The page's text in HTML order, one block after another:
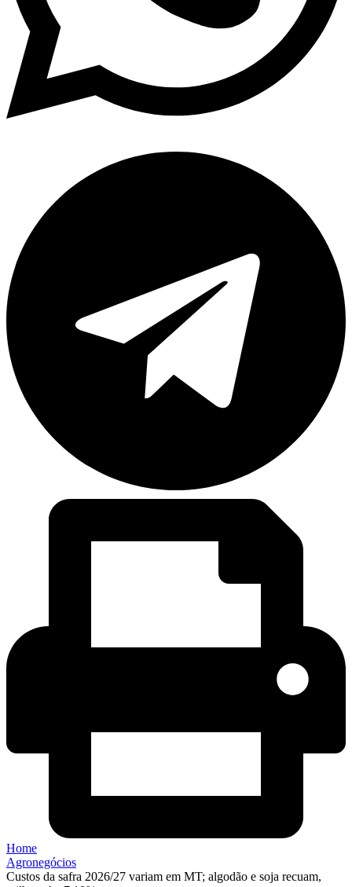
Home
Agronegócios
Custos da safra 2026/27 variam em MT; algodão e soja recuam,